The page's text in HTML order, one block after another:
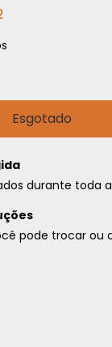
durante toda
pode trocar ou